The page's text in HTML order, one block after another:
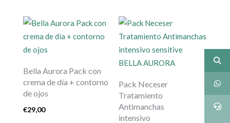
Bella Aurora Pack con
crema de día + contorno
de ojos
€29,00
Pack Neceser
Tratamiento
Antimanchas
intensivo